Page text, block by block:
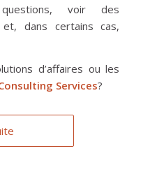
voir des
dans certains cas,
d’affaires ou les
Services?